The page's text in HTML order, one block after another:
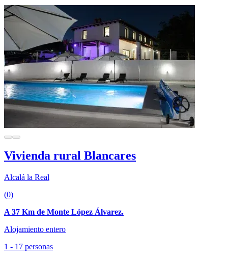
Vivienda rural Blancares
Alcalá la Real
(0)
A 37 Km de Monte López Álvarez.
Alojamiento entero
1 - 17 personas